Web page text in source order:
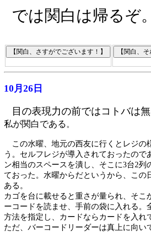
では関白は帰るぞ。
10月26日
目の表現力の前ではコトバは無
私が関白である 。
この水曜、地元の西友に行くとレジの
う。セルフレジが導入されておったので
ン相当のスペースを潰し、そこに3台2列
ておった。水曜からだというから、この
ある。
カゴを台に載せると重さが量られ、そこ
ーコードを読ませ、手前の袋に入れる。
方法を指定し、カードならカードを入れ
ただ、バーコードリーダーは真上に向い